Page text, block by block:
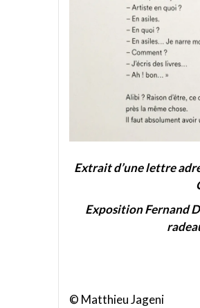
Extrait d’une lettre
Exposition Fernand
© Matthieu Jageni